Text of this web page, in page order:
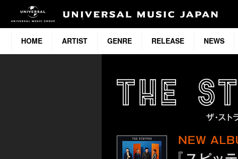
HOME ARTIST GENRE RELEASE NEWS